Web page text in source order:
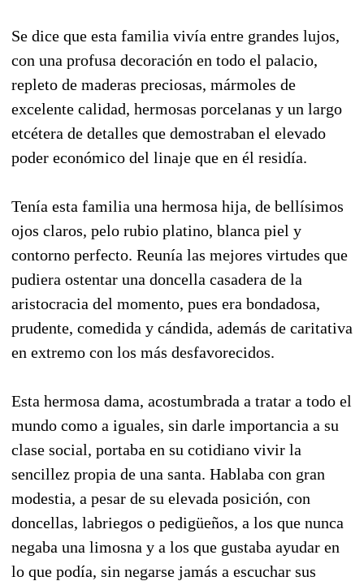
Se dice que esta familia vivía entre grandes lujos,
con una profusa decoración en todo el palacio,
repleto de maderas preciosas, mármoles de
excelente calidad, hermosas porcelanas y un largo
etcétera de detalles que demostraban el elevado
poder económico del linaje que en él residía.
Tenía esta familia una hermosa hija, de bellísimos
ojos claros, pelo rubio platino, blanca piel y
contorno perfecto. Reunía las mejores virtudes que
pudiera ostentar una doncella casadera de la
aristocracia del momento, pues era bondadosa,
prudente, comedida y cándida, además de caritativa
en extremo con los más desfavorecidos.
Esta hermosa dama, acostumbrada a tratar a todo el
mundo como a iguales, sin darle importancia a su
clase social, portaba en su cotidiano vivir la
sencillez propia de una santa. Hablaba con gran
modestia, a pesar de su elevada posición, con
doncellas, labriegos o pedigüeños, a los que nunca
negaba una limosna y a los que gustaba ayudar en
lo que podía, sin negarse jamás a escuchar sus